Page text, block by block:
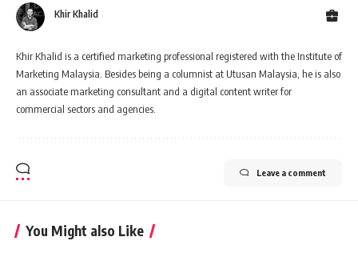
Khir Khalid
Khir Khalid is a certified marketing professional registered with the Institute of
Marketing Malaysia. Besides being a columnist at Utusan Malaysia, he is also
an associate marketing consultant and a digital content writer for
commercial sectors and agencies.
Leave a comment
You Might also Like